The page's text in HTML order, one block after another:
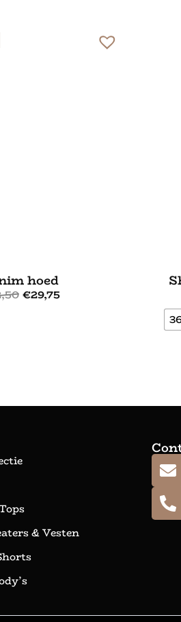
hoed
€29,75
& Vesten